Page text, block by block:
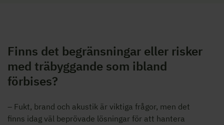
Finns det begränsningar eller risker
med träbyggande som ibland
förbises?
– Fukt, brand och akustik är viktiga frågor, men det
finns idag väl beprövade lösningar för att hantera